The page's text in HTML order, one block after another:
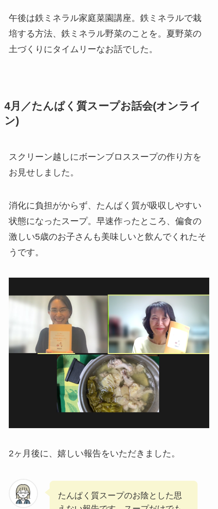
午後は鉄ミネラル家庭菜園講座。鉄ミネラルで栽
培する方法、鉄ミネラル野菜のことを。夏野菜の
土づくりにタイムリーなお話でした。
4月／たんぱく質スープお話会(オンライ
ン)
スクリーン越しにボーンブロススープの作り方を
お見せしました。
消化に負担がからず、たんぱく質が吸収しやすい
状態になったスープ。早速作ったところ、偏食の
激しい5歳のお子さんも美味しいと飲んでくれたそ
うです。
2ヶ月後に、嬉しい報告をいただきました。
たんぱく質スープのお陰とした思